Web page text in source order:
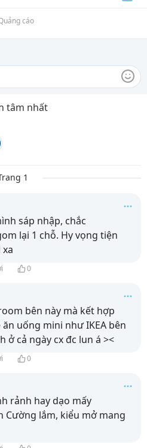
cáo
tâm nhất
1
sáp nhập, chắc
lại 1 chỗ. Hy vọng tiện
0
bên này mà kết hợp
uống mini như IKEA bên
ở cả ngày cx đc lun á ><
0
rảnh hay dạo mấy
Cường lắm, kiểu mở mang